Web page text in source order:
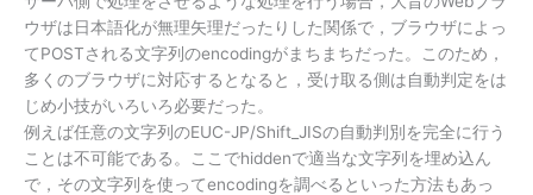
ウザは日本語化が無理矢理だったりした関係で，ブラウザによっ
てPOSTされる文字列のencodingがまちまちだった。このため，
多くのブラウザに対応するとなると，受け取る側は自動判定をは
じめ小技がいろいろ必要だった。
例えば任意の文字列のEUC-JP/Shift_JISの自動判別を完全に行う
ことは不可能である。ここでhiddenで適当な文字列を埋め込ん
で，その文字列を使ってencodingを調べるといった方法もあっ